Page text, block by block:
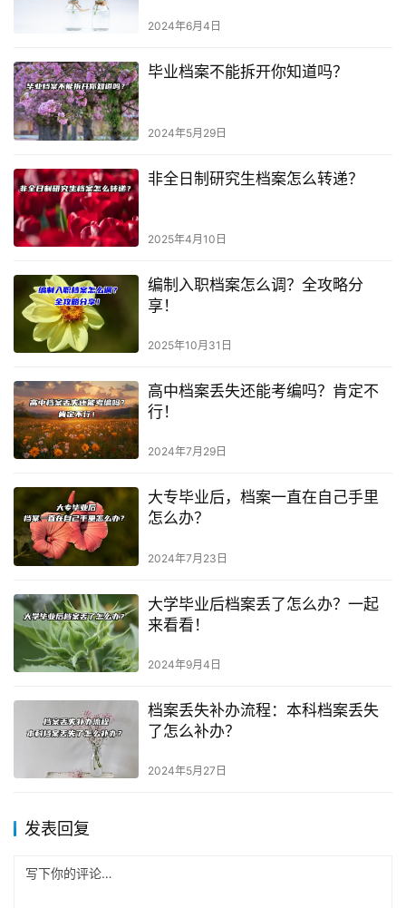
2024年6月4日
毕业档案不能拆开你知道吗？
2024年5月29日
非全日制研究生档案怎么转递？
2025年4月10日
编制入职档案怎么调？全攻略分
享！
2025年10月31日
高中档案丢失还能考编吗？肯定不
行！
2024年7月29日
大专毕业后，档案一直在自己手里
怎么办？
2024年7月23日
大学毕业后档案丢了怎么办？一起
来看看！
2024年9月4日
档案丢失补办流程：本科档案丢失
了怎么补办？
2024年5月27日
发表回复